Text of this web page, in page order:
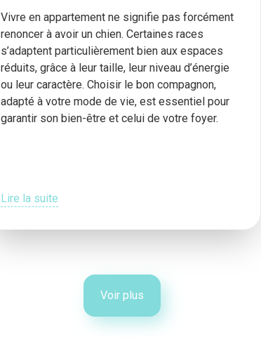
Vivre en appartement ne signifie pas forcément
renoncer à avoir un chien. Certaines races
s’adaptent particulièrement bien aux espaces
réduits, grâce à leur taille, leur niveau d’énergie
ou leur caractère. Choisir le bon compagnon,
adapté à votre mode de vie, est essentiel pour
garantir son bien-être et celui de votre foyer.
Lire la suite
Voir plus